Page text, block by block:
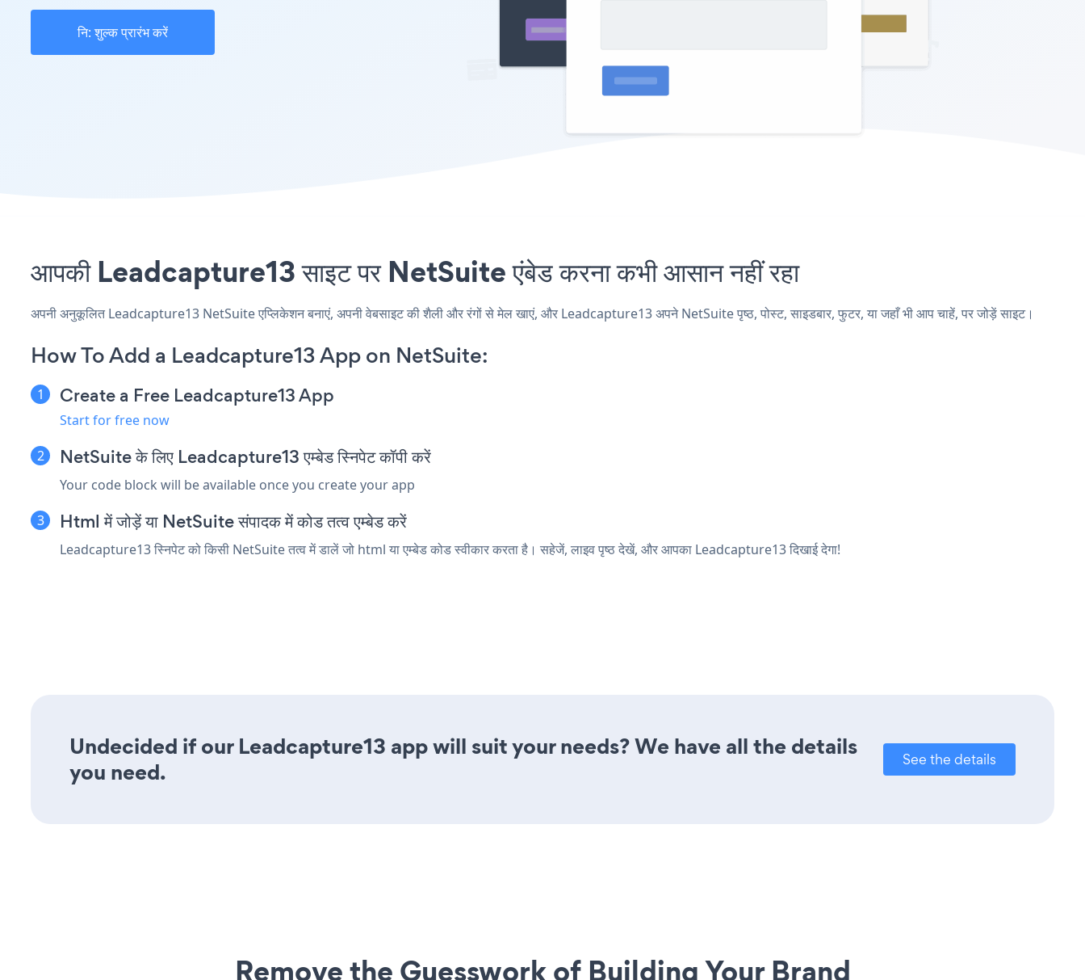
नि: शुल्क प्रारंभ करें
आपकी Leadcapture13 साइट पर NetSuite एंबेड करना कभी आसान नहीं रहा
अपनी अनुकूलित Leadcapture13 NetSuite एप्लिकेशन बनाएं, अपनी वेबसाइट की शैली और रंगों से मेल खाएं, और Leadcapture13 अपने NetSuite पृष्ठ, पोस्ट, साइडबार, फुटर, या जहाँ भी आप चाहें, पर जोड़ें साइट।
How To Add a Leadcapture13 App on NetSuite:
Create a Free Leadcapture13 App
Start for free now
NetSuite के लिए Leadcapture13 एम्बेड स्निपेट कॉपी करें
Your code block will be available once you create your app
Html में जोड़ें या NetSuite संपादक में कोड तत्व एम्बेड करें
Leadcapture13 स्निपेट को किसी NetSuite तत्व में डालें जो html या एम्बेड कोड स्वीकार करता है। सहेजें, लाइव पृष्ठ देखें, और आपका Leadcapture13 दिखाई देगा!
Undecided if our Leadcapture13 app will suit your needs? We have all the details
you need.
See the details
Remove the Guesswork of Building Your Brand